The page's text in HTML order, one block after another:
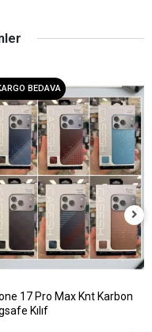
BEDAVA
17 Pro Max Knt Karbon
Kılıf